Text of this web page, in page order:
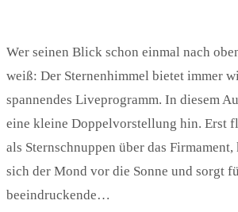
Wer seinen Blick schon einmal nach
weiß: Der Sternenhimmel bietet immer
spannendes Liveprogramm. In diesem
eine kleine Doppelvorstellung hin. Erst
als Sternschnuppen über das
sich der Mond vor die Sonne und sorgt
beeindruckende…